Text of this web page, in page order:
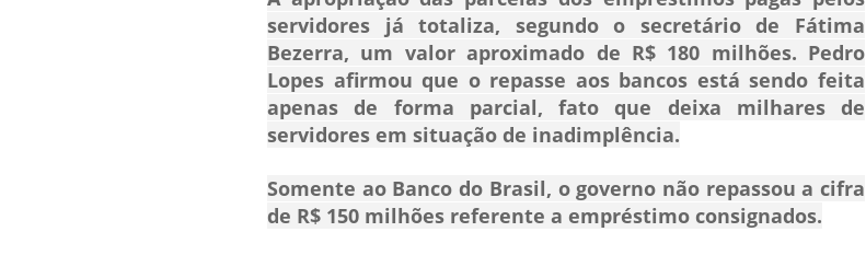
servidores já totaliza, segundo o secretário de Fátima
Bezerra, um valor aproximado de R$ 180 milhões. Pedro
Lopes afirmou que o repasse aos bancos está sendo feita
apenas de forma parcial, fato que deixa milhares de
servidores em situação de inadimplência.
Somente ao Banco do Brasil, o governo não repassou a cifra
de R$ 150 milhões referente a empréstimo consignados.